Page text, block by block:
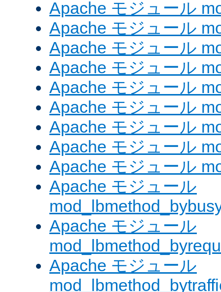
Apache モジュール
Apache モジュール
Apache モジュール
Apache モジュール
Apache モジュール
Apache モジュール
Apache モジュール
Apache モジュール
Apache モジュール
Apache モジュール
Apache モジュール
Apache モジュール